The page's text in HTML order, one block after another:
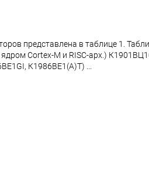
представлена в таблице 1.
Cortex-M и RISC-арх.)
К1986ВЕ1(A)T) ...